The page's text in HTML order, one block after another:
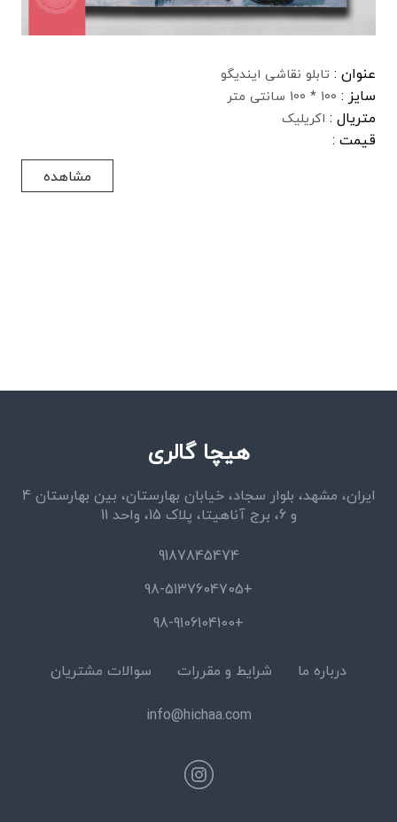
عنوان : تابلو نقاشی ایندیگو
سایز : 100 * 100 سانتی متر
متریال : اکریلیک
قیمت :
مشاهده
هیچا گالری
ایران، مشهد، بلوار سجاد، خیابان بهارستان، بین بهارستان 4
و 6، برج آناهیتا، پلاک 15، واحد 11
9187845474
+98-5137604705
+98-9106104100
درباره ما
شرایط و مقررات
سوالات مشتریان
info@hichaa.com